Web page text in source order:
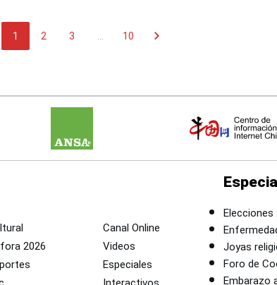
1 2 3 10 chevron_right
2026
Canal Online
Videos
Especiales
Elecciones
Joyas
Foro de
Embarazo